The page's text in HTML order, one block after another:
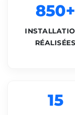
850+
RÉALISÉES
15